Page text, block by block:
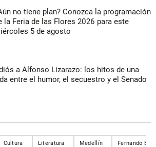
no tiene plan? Conozca la programación
la Feria de las Flores 2026 para este
5 de agosto
a Alfonso Lizarazo: los hitos de una
entre el humor, el secuestro y el Senado
Cultura Literatura Medellín Fernando